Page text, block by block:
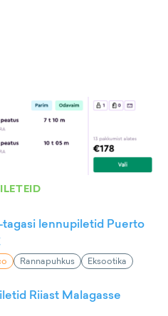
tagasi lennupiletid Puerto
Rannapuhkus Eksootika
Riiast Malagasse